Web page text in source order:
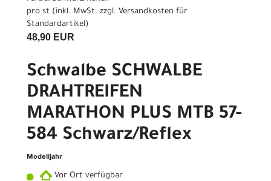
pro st (inkl. MwSt. zzgl. Versandkosten für
Standardartikel)
48,90 EUR
Schwalbe SCHWALBE
DRAHTREIFEN
MARATHON PLUS MTB 57-
584 Schwarz/Reflex
Modelljahr
Vor Ort verfügbar